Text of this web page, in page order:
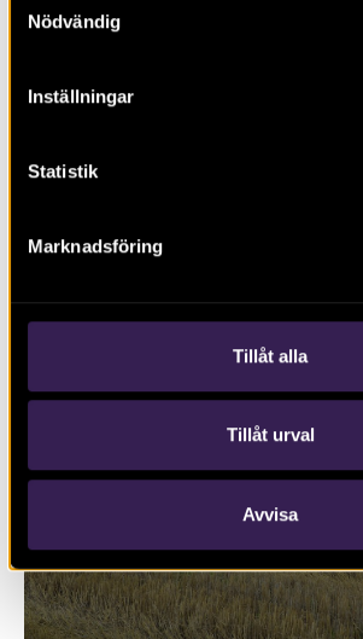
Nödvändig
Inställningar
Statistik
Marknadsföring
Tillåt alla
Tillåt urval
Avvisa